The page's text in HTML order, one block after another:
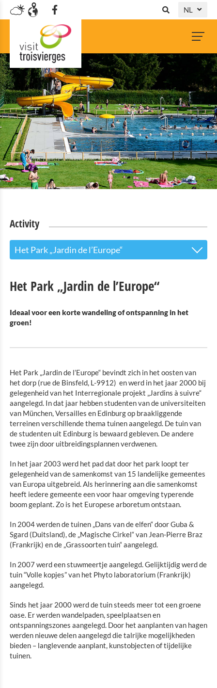
NL
FR
EN
Activity
Het Park „Jardin de l’Europe“
Camping Tel.: + 352 / 99 71 41
Recreatiegebied
Europa Garden
Het Park „Jardin de l’Europe“
Ideaal voor een korte wandeling of ontspanning in het
groen!
Het Park „Jardin de l’Europe“ bevindt zich in het oosten van
het dorp (rue de Binsfeld, L-9912) en werd in het jaar 2000 bij
gelegenheid van het Interregionale projekt „Jardins à suivre“
aangelegd. In dat jaar hebben studenten van de universiteiten
van München, Versailles en Edinburg op braakliggende
terreinen verschillende thema tuinen aangelegd. De tuin van
de studenten uit Edinburg is bewaard gebleven. De andere
twee zijn door uitbreidingsplannen verdwenen.
In het jaar 2003 werd het pad dat door het park loopt ter
gelegenheid van de samenkomst van 15 landelijke gemeentes
van Europa uitgebreid. Als herinnering aan die samenkomst
heeft iedere gemeente een voor haar omgeving typerende
boom geplant. Zo is het Europese arboretum ontstaan.
In 2004 werden de tuinen „Dans van de elfen“ door Guba &
Sgard (Duitsland), de „Magische Cirkel“ van Jean-Pierre Braz
(Frankrijk) en de „Grassoorten tuin“ aangelegd.
In 2007 werd een stuwmeertje aangelegd. Gelijktijdig werd de
tuin “Volle kopjes” van het Phyto laboratorium (Frankrijk)
aangelegd.
Sinds het jaar 2000 werd de tuin steeds meer tot een groene
oase. Er werden wandelpaden, speelplaatsen en
ontspanningszones aangelegd. Door het aanplanten van hagen
werden nieuwe delen aangelegd die talrijke mogelijkheden
bieden – langlevende aanplant, kunstobjecten of tijdelijke
tuinen.